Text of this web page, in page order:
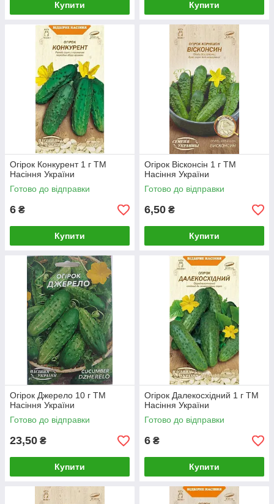
Купити Купити
Огірок Конкурент 1 г ТМ
Насіння України
Готово до відправки
6 ₴
Купити
Огірок Вісконсін 1 г ТМ
Насіння України
Готово до відправки
6,50 ₴
Купити
Огірок Джерело 10 г ТМ
Насіння України
Готово до відправки
23,50 ₴
Купити
Огірок Далекосхідний 1 г ТМ
Насіння України
Готово до відправки
6 ₴
Купити